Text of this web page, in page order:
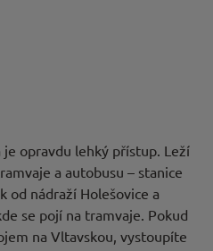
opravdu lehký přístup. Leží
a autobusu – stanice
od nádraží Holešovice a
se pojí na tramvaje. Pokud
na Vltavskou, vystoupíte